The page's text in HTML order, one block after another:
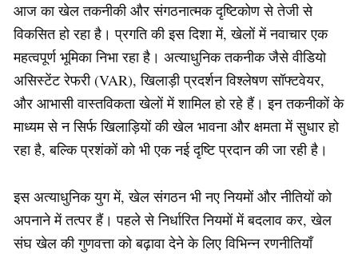
आज का खेल तकनीकी और संगठनात्मक दृष्टिकोण से तेजी से
विकसित हो रहा है। प्रगति की इस दिशा में, खेलों में नवाचार एक
महत्वपूर्ण भूमिका निभा रहा है। अत्याधुनिक तकनीक जैसे वीडियो
असिस्टेंट रेफरी (VAR), खिलाड़ी प्रदर्शन विश्लेषण सॉफ्टवेयर,
और आभासी वास्तविकता खेलों में शामिल हो रहे हैं। इन तकनीकों के
माध्यम से न सिर्फ खिलाड़ियों की खेल भावना और क्षमता में सुधार हो
रहा है, बल्कि प्रशंकों को भी एक नई दृष्टि प्रदान की जा रही है।
इस अत्याधुनिक युग में, खेल संगठन भी नए नियमों और नीतियों को
अपनाने में तत्पर हैं। पहले से निर्धारित नियमों में बदलाव कर, खेल
संघ खेल की गुणवत्ता को बढ़ावा देने के लिए विभिन्न रणनीतियाँ